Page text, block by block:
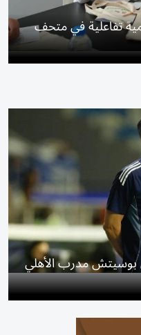
تفاعلية في متحف
بوسيتش مدرب الأهلي